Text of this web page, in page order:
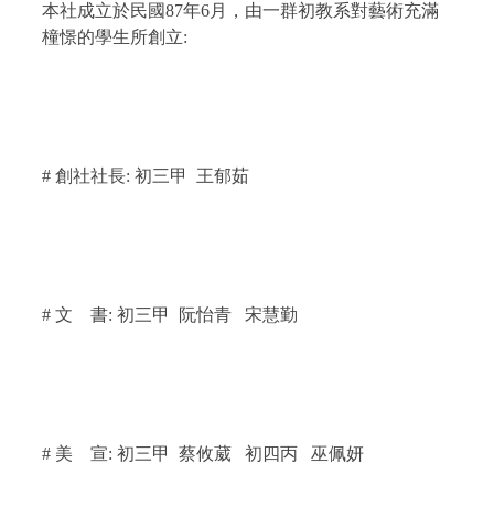
本社成立於民國87年6月，由一群初教系對藝術充滿
橦憬的學生所創立:
# 創社社長: 初三甲 王郁茹
# 文 書: 初三甲 阮怡青 宋慧勤
# 美 宣: 初三甲 蔡攸葳 初四丙 巫佩妍